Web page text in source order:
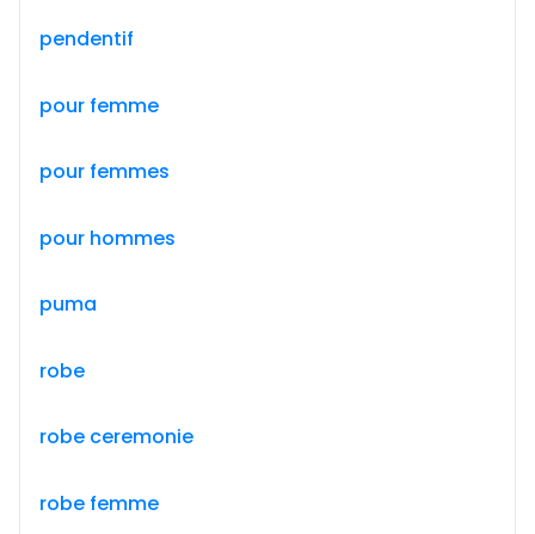
pendentif
pour femme
pour femmes
pour hommes
puma
robe
robe ceremonie
robe femme